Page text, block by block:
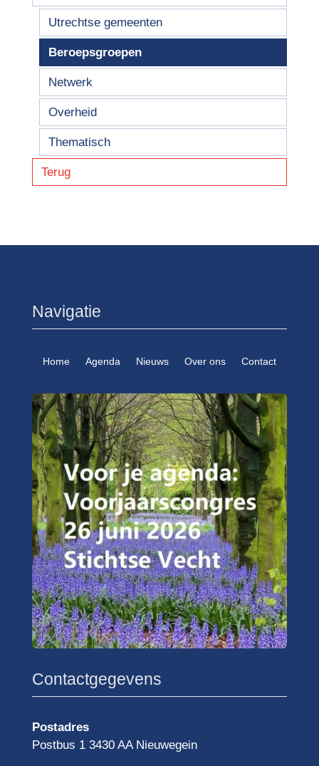
Utrechtse gemeenten
Beroepsgroepen
Netwerk
Overheid
Thematisch
Terug
Navigatie
Home Agenda Nieuws Over ons Contact
Contactgegevens
Postadres
Postbus 1 3430 AA Nieuwegein